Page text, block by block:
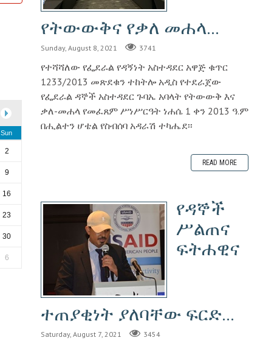
Sun
2
9
16
23
30
6
የትውውቅና የቃለ መሐላ...
Sunday, August 8, 2021 3741
የተሻሻለው የፌደራል የዳኝነት አስተዳደር አዋጅ ቁጥር
1233/2013 መጽደቁን ተከትሎ አዲስ የተደራጀው
የፌደራል ዳኞች አስተዳደር ጉባኤ አባላት የትውውቅ እና
ቃለ-መሐላ የመፈጸም ሥነሥርዓት ነሐሴ 1 ቀን 2013 ዓ.ም
በሒልተን ሆቴል የስብሰባ አዳራሽ ተካሔደ፡፡
READ MORE
የዳኞች
ሥልጠና
ፍትሐዊና
ተጠያቂነት ያለባቸው ፍርድ...
Saturday, August 7, 2021 3454